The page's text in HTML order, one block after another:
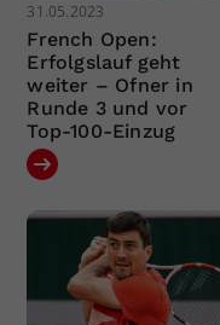
31.05.2023
French Open:
Erfolgslauf geht
weiter – Ofner in
Runde 3 und vor
Top-100-Einzug